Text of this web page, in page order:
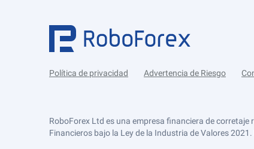
Política de privacidad Advertencia de Riesgo
RoboForex Ltd es una empresa financiera de
Financieros bajo la Ley de la Industria de Valores